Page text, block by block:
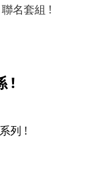
名套組 !
!
列 !